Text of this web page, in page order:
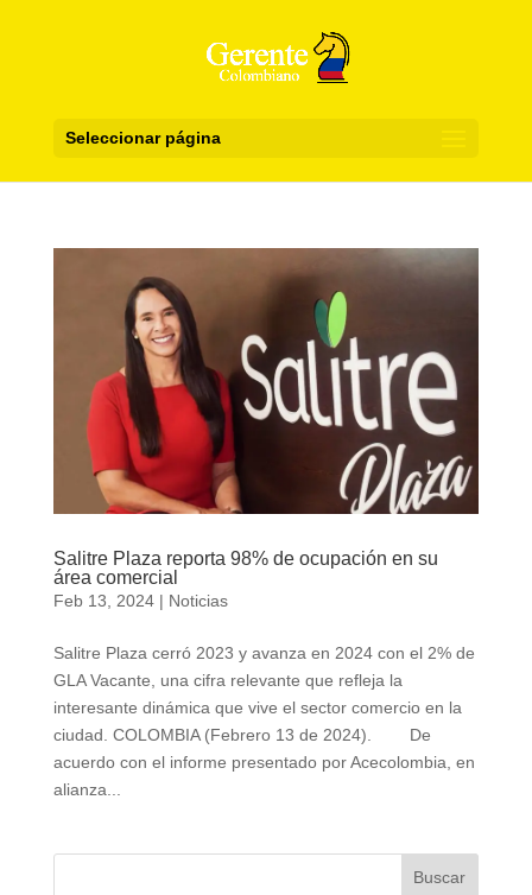
Seleccionar página
Salitre Plaza reporta 98% de ocupación en su
área comercial
Feb 13, 2024| Noticias
Salitre Plaza cerró 2023 y avanza en 2024 con el 2% de
GLA Vacante, una cifra relevante que refleja la
interesante dinámica que vive el sector comercio en la
ciudad. COLOMBIA (Febrero 13 de 2024). De
acuerdo con el informe presentado por Acecolombia, en
alianza...